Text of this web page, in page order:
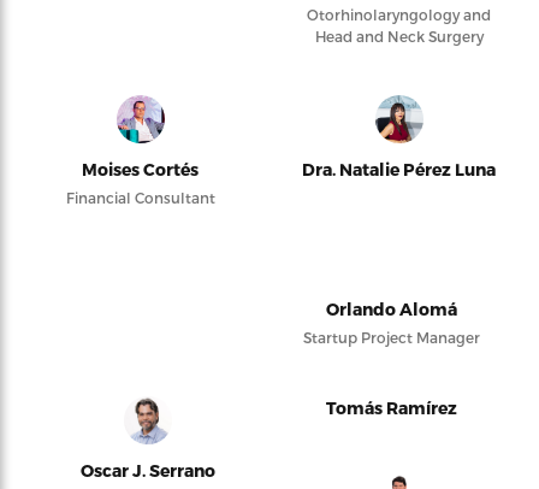
Otorhinolaryngology and
Head and Neck Surgery
Moises Cortés
Financial Consultant
Dra. Natalie Pérez Luna
Orlando Alomá
Startup Project Manager
Oscar J. Serrano
Tomás Ramírez